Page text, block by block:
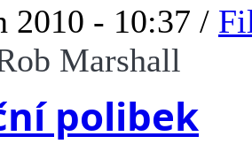
2010 - 10:37 /
Marshall
polibek